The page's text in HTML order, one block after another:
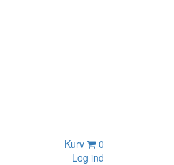
Kurv
0
Log ind